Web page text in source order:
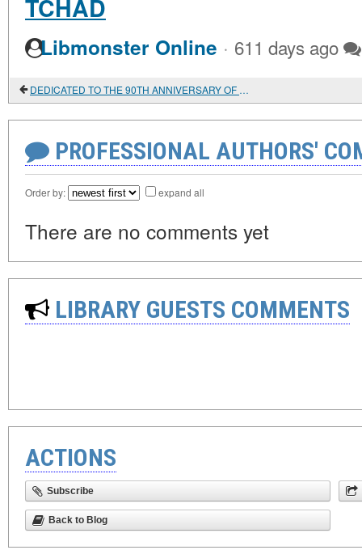
TCHAD
Libmonster Online · 611 days ago
DEDICATED TO THE 90TH ANNIVERSARY OF V. E. CHAGALL
PROFESSIONAL AUTHORS'
Order by: expand all
There are no comments yet
LIBRARY GUESTS COMMENTS
ACTIONS
Subscribe
Back to Blog